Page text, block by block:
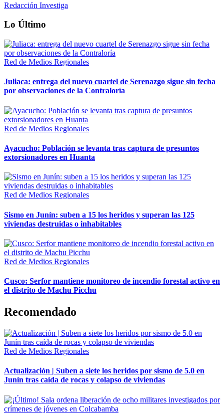
Redacción Investiga
Lo Último
Red de Medios Regionales
Juliaca: entrega del nuevo cuartel de Serenazgo sigue sin fecha
por observaciones de la Contraloría
Red de Medios Regionales
Ayacucho: Población se levanta tras captura de presuntos
extorsionadores en Huanta
Red de Medios Regionales
Sismo en Junín: suben a 15 los heridos y superan las 125
viviendas destruidas o inhabitables
Red de Medios Regionales
Cusco: Serfor mantiene monitoreo de incendio forestal activo en
el distrito de Machu Picchu
Recomendado
Red de Medios Regionales
Actualización | Suben a siete los heridos por sismo de 5.0 en
Junín tras caída de rocas y colapso de viviendas